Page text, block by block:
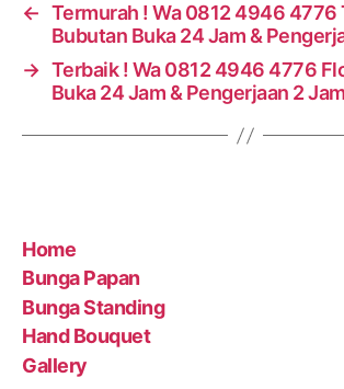
← Termurah ! Wa 0812 4946 4776
Bubutan Buka 24 Jam &
→ Terbaik ! Wa 0812 4946 4776
Buka 24 Jam & Pengerjaan 2
Home
Bunga Papan
Bunga Standing
Hand Bouquet
Gallery